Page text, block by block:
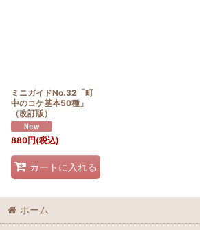
ミニガイドNo.32「町
中のコケ基本50種」
（改訂版）
880円(税込)
カートに入れる
ホーム